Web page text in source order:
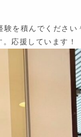
を積んでください
応援しています！